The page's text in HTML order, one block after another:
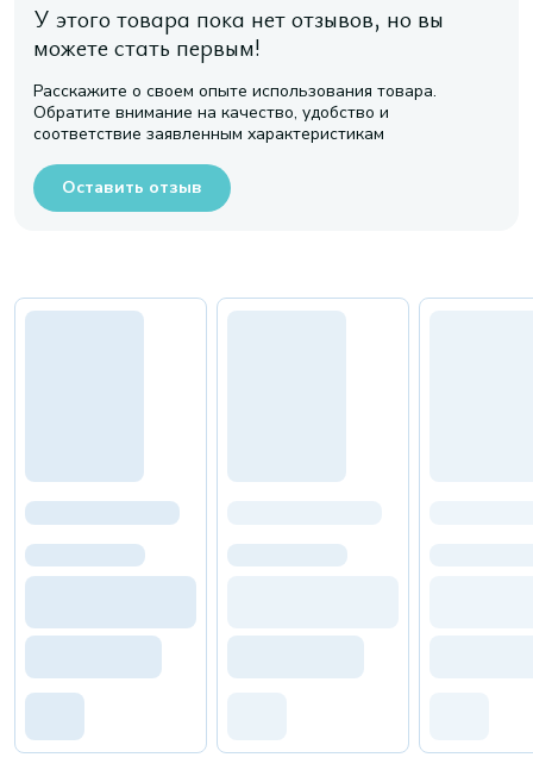
У этого товара пока нет отзывов, но вы
можете стать первым!
Расскажите о своем опыте использования товара.
Обратите внимание на качество, удобство и
соответствие заявленным характеристикам
Оставить отзыв